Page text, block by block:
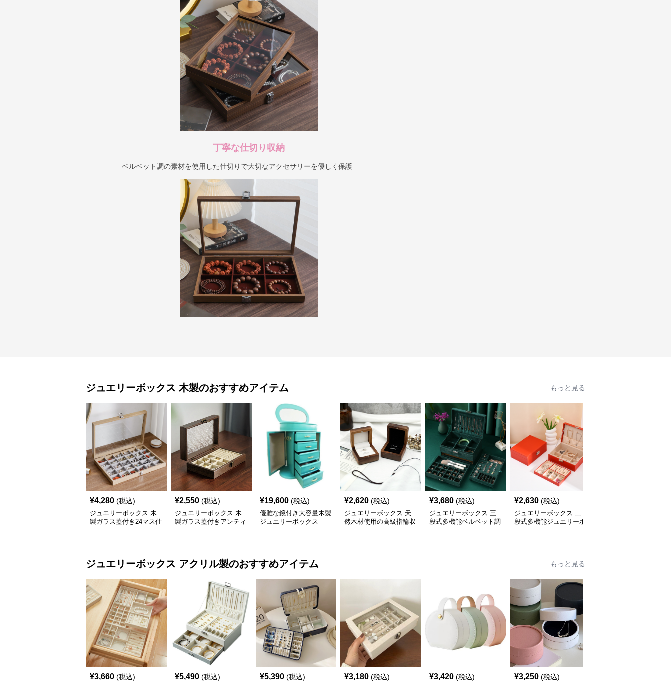
丁寧な仕切り収納
ベルベット調の素材を使用した仕切りで大切なアクセサリーを優しく保護
ジュエリーボックス 木製のおすすめアイテム もっと見る
¥4,280 (税込)
ジュエリーボックス 木
製ガラス蓋付き24マス仕
¥2,550 (税込)
ジュエリーボックス 木
製ガラス蓋付きアンティ
¥19,600 (税込)
優雅な鏡付き大容量木製
ジュエリーボックス
¥2,620 (税込)
ジュエリーボックス 天
然木材使用の高級指輪収
¥3,680 (税込)
ジュエリーボックス 三
段式多機能ベルベット調
¥2,630 (税込)
ジュエリーボックス 二
段式多機能ジュエリーボ
ジュエリーボックス アクリル製のおすすめアイテム もっと見る
¥3,660 (税込) ¥5,490 (税込) ¥5,390 (税込) ¥3,180 (税込) ¥3,420 (税込) ¥3,250 (税込)